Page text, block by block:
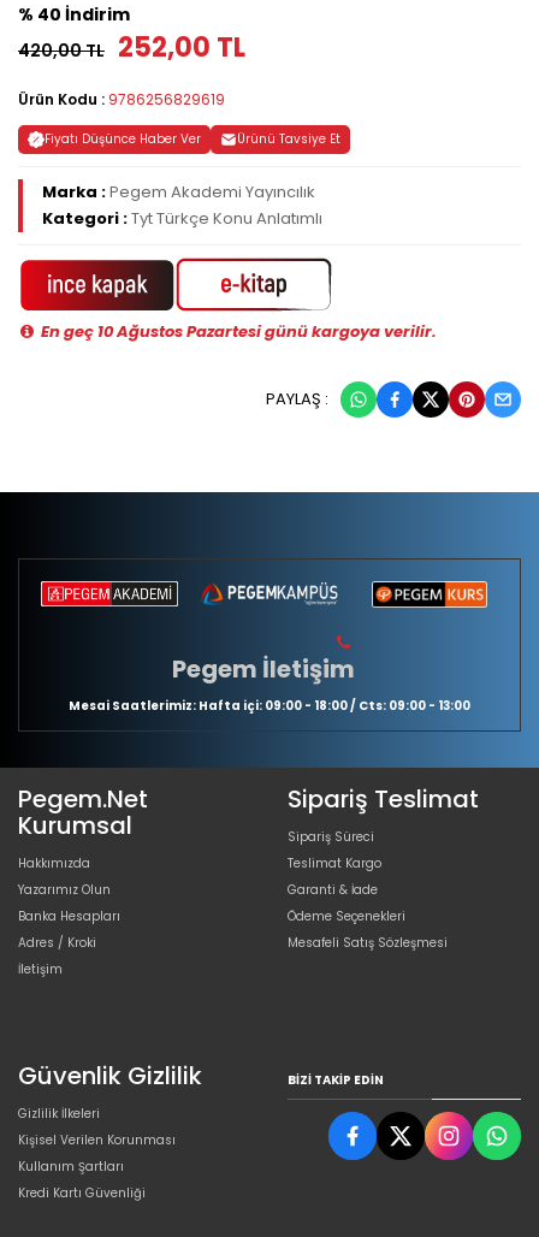
% 40 İndirim
420,00 TL 252,00 TL
Ürün Kodu : 9786256829619
Fiyatı Düşünce Haber Ver Ürünü Tavsiye Et
Marka :Pegem Akademi Yayıncılık
Kategori :Tyt Türkçe Konu Anlatımlı
En geç 10 Ağustos Pazartesi günü kargoya verilir.
PAYLAŞ :
Pegem İletişim
Mesai Saatlerimiz: Hafta içi: 09:00 - 18:00 / Cts: 09:00 - 13:00
Pegem.Net
Kurumsal
Hakkımızda
Yazarımız Olun
Banka Hesapları
Adres / Kroki
İletişim
Sipariş Teslimat
Sipariş Süreci
Teslimat Kargo
Garanti & İade
Ödeme Seçenekleri
Mesafeli Satış Sözleşmesi
Güvenlik Gizlilik
Gizlilik İlkeleri
Kişisel Verilen Korunması
Kullanım Şartları
Kredi Kartı Güvenliği
BIZI TAKIP EDIN